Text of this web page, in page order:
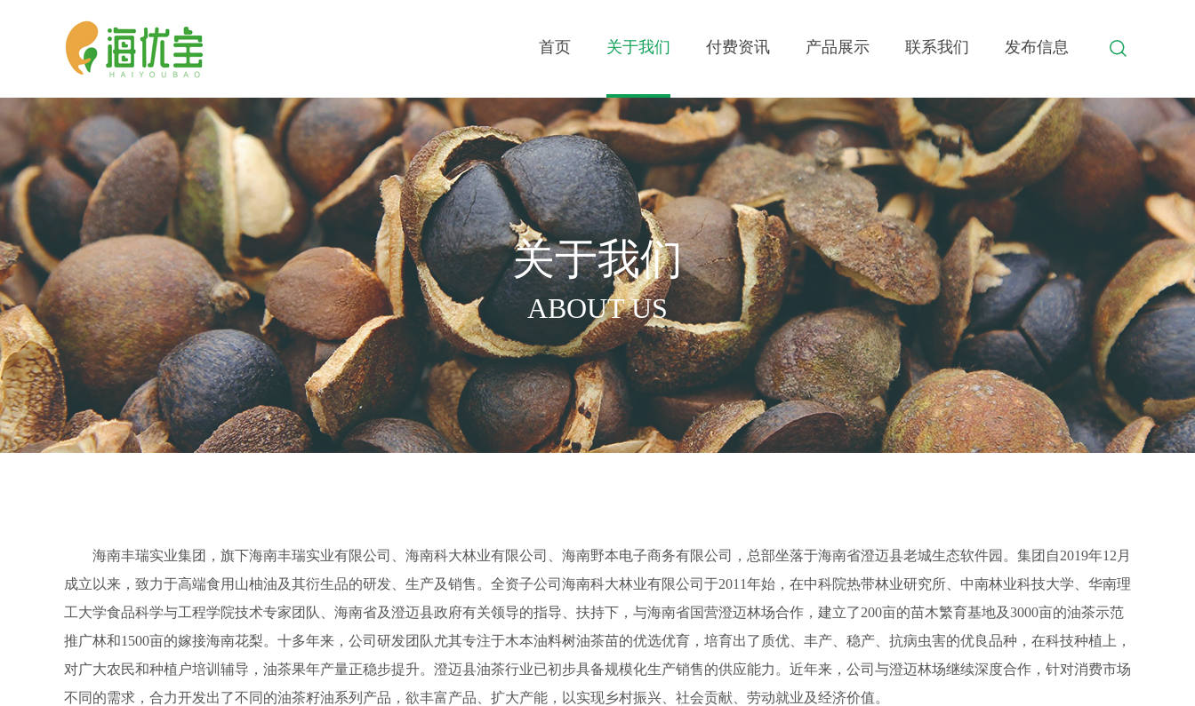
首页 关于我们 付费资讯 产品展示 联系我们 发布信息
关于我们
ABOUT US
海南丰瑞实业集团，旗下海南丰瑞实业有限公司、海南科大林业有限公司、海南野本电子商务有限公司，总部坐落于海南省澄迈县老城生态软件园。集团自2019年12月
成立以来，致力于高端食用山柚油及其衍生品的研发、生产及销售。全资子公司海南科大林业有限公司于2011年始，在中科院热带林业研究所、中南林业科技大学、华南理
工大学食品科学与工程学院技术专家团队、海南省及澄迈县政府有关领导的指导、扶持下，与海南省国营澄迈林场合作，建立了200亩的苗木繁育基地及3000亩的油茶示范
推广林和1500亩的嫁接海南花梨。十多年来，公司研发团队尤其专注于木本油料树油茶苗的优选优育，培育出了质优、丰产、稳产、抗病虫害的优良品种，在科技种植上，
对广大农民和种植户培训辅导，油茶果年产量正稳步提升。澄迈县油茶行业已初步具备规模化生产销售的供应能力。近年来，公司与澄迈林场继续深度合作，针对消费市场
不同的需求，合力开发出了不同的油茶籽油系列产品，欲丰富产品、扩大产能，以实现乡村振兴、社会贡献、劳动就业及经济价值。